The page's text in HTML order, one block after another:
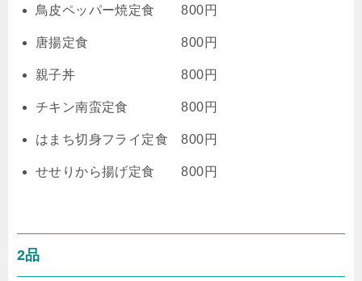
鳥皮ペッパー焼定食 800円
唐揚定食 800円
親子丼 800円
チキン南蛮定食 800円
はまち切身フライ定食 800円
せせりから揚げ定食 800円
2品